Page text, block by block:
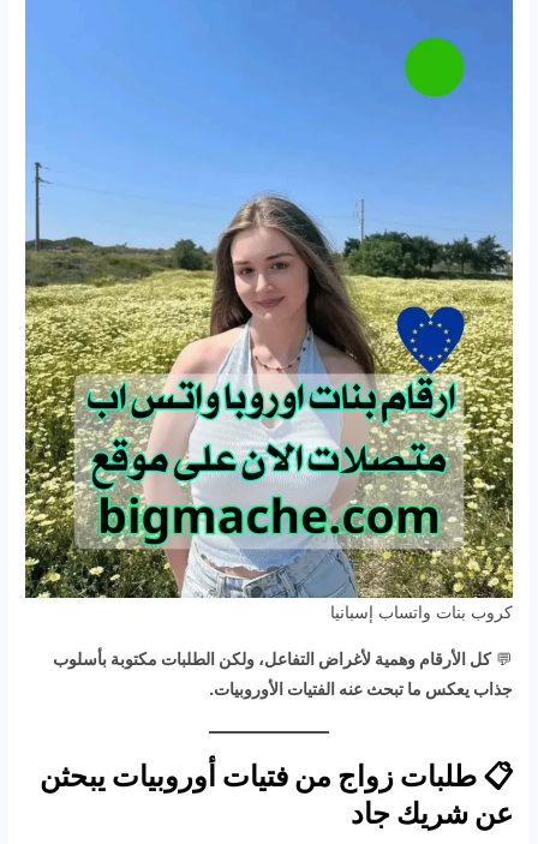
كروب بنات واتساب إسبانيا
💬كل الأرقام وهمية لأغراض التفاعل، ولكن الطلبات مكتوبة بأسلوب
جذاب يعكس ما تبحث عنه الفتيات الأوروبيات.
📋 طلبات زواج من فتيات أوروبيات يبحثن
عن شريك جاد